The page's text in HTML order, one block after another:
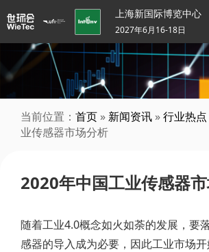
上海新国际博览中心
2027年6月16-18日
当前位置： 首页 » 新闻资讯 »行业热点
业传感器市场分析
2020年中国工业传感器
随着工业4.0概念如火如荼的发展，要
感器的导入成为必要，因此工业市场